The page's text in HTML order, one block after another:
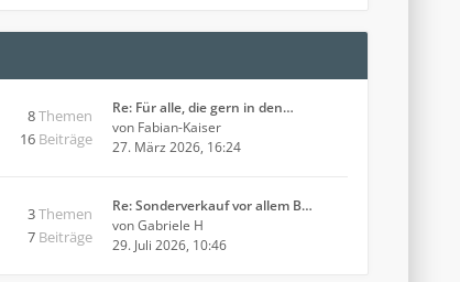
8Themen
16 Beiträge
Re: Für alle, die gern in den…
von Fabian-Kaiser
27. März 2026, 16:24
3Themen
7 Beiträge
Re: Sonderverkauf vor allem B…
vonGabriele H
29. Juli 2026, 10:46